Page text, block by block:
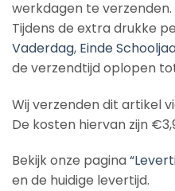
werkdagen te verzenden.
Tijdens de extra drukke
Vaderdag, Einde
de verzendtijd oplopen
Wij verzenden dit artikel
De kosten hiervan zijn
Bekijk onze pagina
en de huidige levertijd.